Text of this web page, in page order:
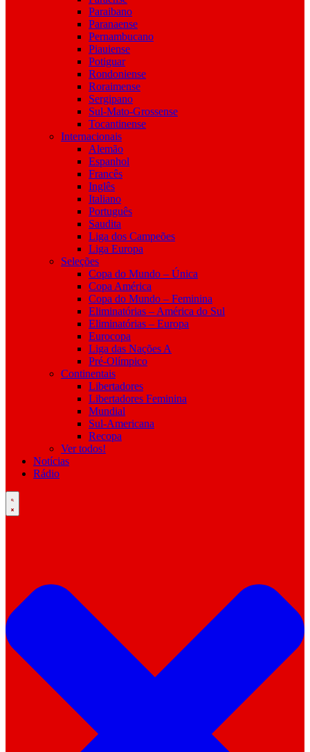
Paraibano
Paranaense
Pernambucano
Piauiense
Potiguar
Rondoniense
Roraimense
Sergipano
Sul-Mato-Grossense
Tocantinense
Internacionais
Alemão
Espanhol
Francês
Inglês
Italiano
Português
Saudita
Liga dos Campeões
Liga Europa
Seleções
Copa do Mundo – Única
Copa América
Copa do Mundo – Feminina
Eliminatórias – América do Sul
Eliminatórias – Europa
Eurocopa
Liga das Nações A
Pré-Olímpico
Continentais
Libertadores
Libertadores Feminina
Mundial
Sul-Americana
Recopa
Ver todos!
Notícias
Rádio